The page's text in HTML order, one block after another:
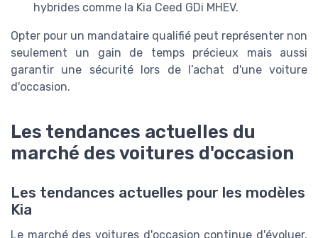
hybrides comme la Kia Ceed GDi MHEV.
Opter pour un mandataire qualifié peut représenter non
seulement un gain de temps précieux mais aussi
garantir une sécurité lors de l’achat d'une voiture
d'occasion.
Les tendances actuelles du
marché des voitures d'occasion
Les tendances actuelles pour les modèles
Kia
Le marché des voitures d'occasion continue d'évoluer,